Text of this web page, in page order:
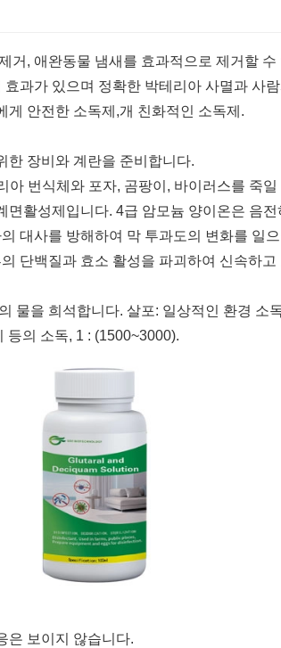
거, 애완동물 냄새를 효과적으로 제거할
과가 있으며 정확한 박테리아 사멸과 사
게 안전한 소독제,개 친화적인 소독제.
한 장비와 계란을 준비합니다.
아 번식체와 포자, 곰팡이, 바이러스를 죽
면활성제입니다. 4급 암모늄 양이온은 음
대사를 방해하여 막 투과도의 변화를 일
단백질과 효소 활성을 파괴하여 신속하
물을 희석합니다. 살포: 일상적인 환경 소
등의 소독, 1 : (1500~3000).
은 보이지 않습니다.